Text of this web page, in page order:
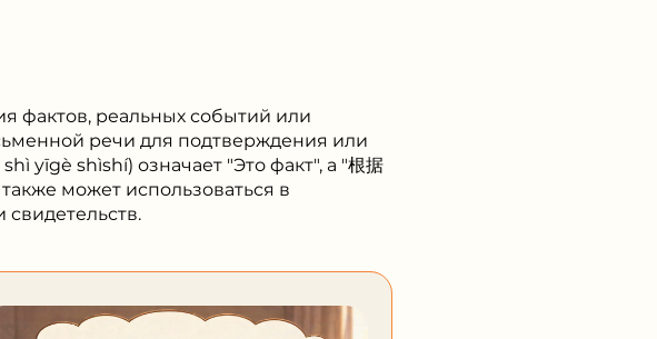
фактов, реальных событий или
речи для подтверждения или
yīgè shìshí) означает "Это факт", а "根据
может использоваться в